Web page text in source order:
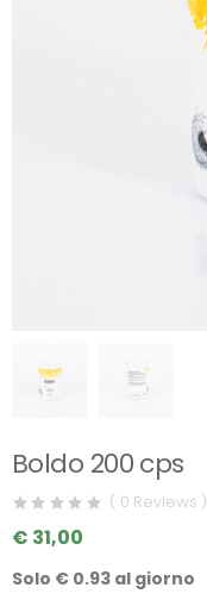
Boldo 200 cps
( 0 Reviews )
€ 31,00
Solo € 0.93 al giorno